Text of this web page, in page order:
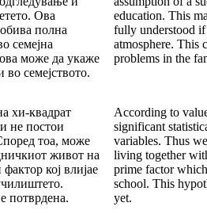
Ова
полна
семејна
може да укаже
семејството.
education. This
fully understood
atmosphere. This
problems in the
хи-квадрат
не постои
тоа, може
живот на
кој влијае
потврдена.
According to
significant
variables. Thus
living together
prime factor
school. This
yet.